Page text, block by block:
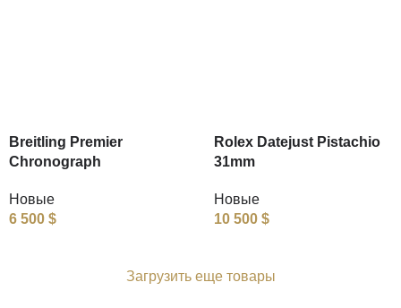
Breitling Premier
Chronograph
Новые
6 500 $
Rolex Datejust Pistachio
31mm
Новые
10 500 $
Загрузить еще товары